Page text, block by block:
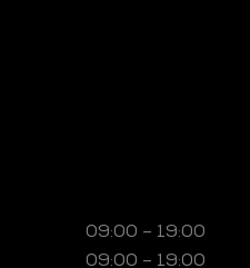
09:00 – 19:00
09:00 – 19:00